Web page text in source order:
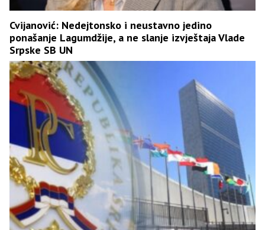
Cvijanović: Nedejtonsko i neustavno jedino
ponašanje Lagumdžije, a ne slanje izvještaja Vlade
Srpske SB UN